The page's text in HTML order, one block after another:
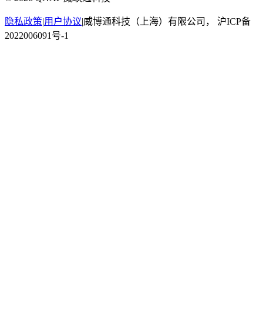
隐私政策|用户协议|威博通科技（上海）有限公司， 沪ICP备
2022006091号-1